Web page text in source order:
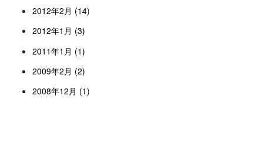
2012年2月 (14)
2012年1月 (3)
2011年1月 (1)
2009年2月 (2)
2008年12月 (1)